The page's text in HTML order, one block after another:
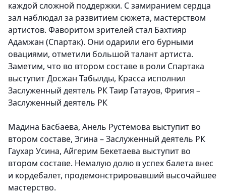
каждой сложной поддержки. С замиранием сердца
зал наблюдал за развитием сюжета, мастерством
артистов. Фаворитом зрителей стал Бахтияр
Адамжан (Спартак). Они одарили его бурными
овациями, отметили большой талант артиста.
Заметим, что во втором составе в роли Спартака
выступит Досжан Табылды, Красса исполнил
Заслуженный деятель РК Таир Гатауов, Фригия –
Заслуженный деятель РК
Мадина Басбаева, Анель Рустемова выступит во
втором составе, Эгина – Заслуженный деятель РК
Гаухар Усина, Айгерим Бекетаева выступит во
втором составе. Немалую долю в успех балета внес
и кордебалет, продемонстрировавший высочайшее
мастерство.